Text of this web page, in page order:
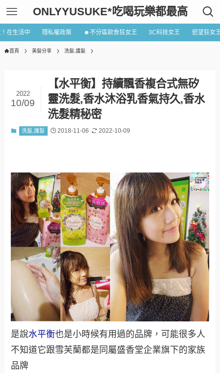
ONLYYUSUKE*吃喝玩樂都最高
在生活中 隱私權政策 ☻不分區飲食狂女王 3C科技女王 慾望狂女
首頁 美髮分享 洗髮,護髮
【水平衡】持續飄香複合式無矽
靈洗髮,香水沐浴乳香氣持久,香水
洗髮精秘密
2022
10/09
洗髮,護髮 2018-11-06 2022-10-09
是說水平衡也是小時候有用過的品牌，可能很多人
不知道它跟雪芙蘭都是同屬盛香堂企業旗下的家族
品牌